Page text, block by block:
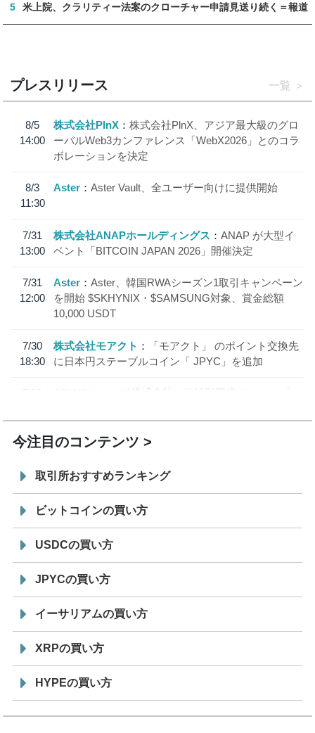
5 米上院、クラリティー法案のクローチャー申請見送り続く＝報道
プレスリリース 一覧
8/5
14:00
株式会社PlnX
株式会社PlnX、アジア最大級のグロ
ーバルWeb3カンファレンス「WebX2026」とのコラ
ボレーションを決定
8/3
11:30
Aster Aster Vault、全ユーザー向けに提供開始
7/31
13:00
株式会社ANAPホールディングス
ANAP が大型イ
ベント「BITCOIN JAPAN 2026」開催決定
7/31
12:00
Aster
Aster、韓国RWAシーズン1取引キャンペーン
を開始 $SKHYNIX・$SAMSUNG対象、賞金総額
10,000 USDT
7/30
18:30
株式会社モアクト
「モアクト」 のポイント交換先
に日本円ステーブルコイン「 JPYC」を追加
7/29
SBI VCトレード株式会社
信託型円建てステーブル
今注目のコンテンツ
取引所おすすめランキング
ビットコインの買い方
USDCの買い方
JPYCの買い方
イーサリアムの買い方
XRPの買い方
HYPEの買い方